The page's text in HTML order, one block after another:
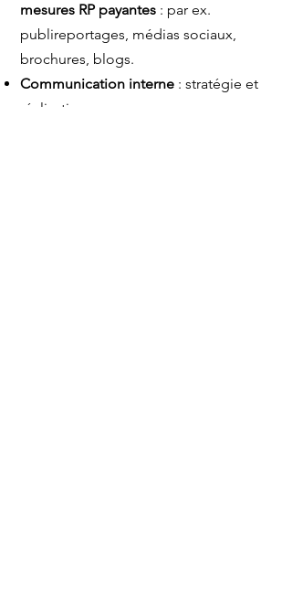
mesures RP payantes : par ex.
publireportages, médias sociaux,
brochures, blogs.
Communication interne : stratégie et
réalisation